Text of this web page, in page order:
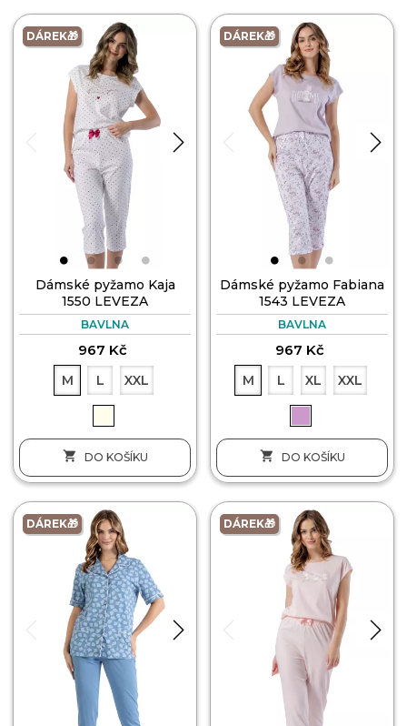
DÁREK🎁
Dámské pyžamo Kaja
1550 LEVEZA
BAVLNA
967 Kč
M L XXL
 DO KOŠÍKU
DÁREK🎁
Dámské pyžamo Fabiana
1543 LEVEZA
BAVLNA
967 Kč
M L XL XXL
 DO KOŠÍKU
DÁREK🎁 DÁREK🎁